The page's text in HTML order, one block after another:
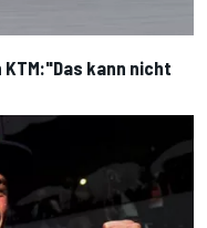
kann nicht